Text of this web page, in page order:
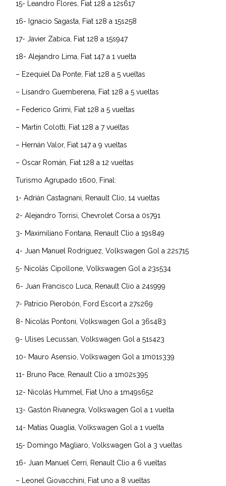
15- Leandro Flores, Fiat 128 a 12s617
16- Ignacio Sagasta, Fiat 128 a 15s258
17- Javier Zabica, Fiat 128 a 15s947
18- Alejandro Lima, Fiat 147 a 1 vuelta
– Ezequiel Da Ponte, Fiat 128 a 5 vueltas
– Lisandro Guemberena, Fiat 128 a 5 vueltas
– Federico Grimi, Fiat 128 a 5 vueltas
– Martín Colotti, Fiat 128 a 7 vueltas
– Hernán Valor, Fiat 147 a 9 vueltas
– Oscar Román, Fiat 128 a 12 vueltas
Turismo Agrupado 1600, Final:
1- Adrián Castagnani, Renault Clio, 14 vueltas
2- Alejandro Torrisi, Chevrolet Corsa a 0s791
3- Maximiliano Fontana, Renault Clio a 19s849
4- Juan Manuel Rodríguez, Volkswagen Gol a 22s715
5- Nicolás Cipollone, Volkswagen Gol a 23s534
6- Juan Francisco Luca, Renault Clio a 24s999
7- Patricio Pierobón, Ford Escort a 27s269
8- Nicolás Pontoni, Volkswagen Gol a 36s483
9- Ulises Lecussan, Volkswagen Gol a 51s423
10- Mauro Asensio, Volkswagen Gol a 1m01s339
11- Bruno Pace, Renault Clio a 1m02s395
12- Nicolás Hummel, Fiat Uno a 1m49s652
13- Gastón Rivanegra, Volkswagen Gol a 1 vuelta
14- Matías Quaglia, Volkswagen Gol a 1 vuelta
15- Domingo Magliaro, Volkswagen Gol a 3 vueltas
16- Juan Manuel Cerri, Renault Clio a 6 vueltas
– Leonel Giovacchini, Fiat uno a 8 vueltas